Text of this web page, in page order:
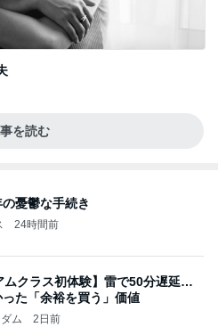
を読む
憂鬱な手続き
24時間前
ムクラス初体験】雷で50分遅延…
た「余裕を買う」価値
ム 2日前